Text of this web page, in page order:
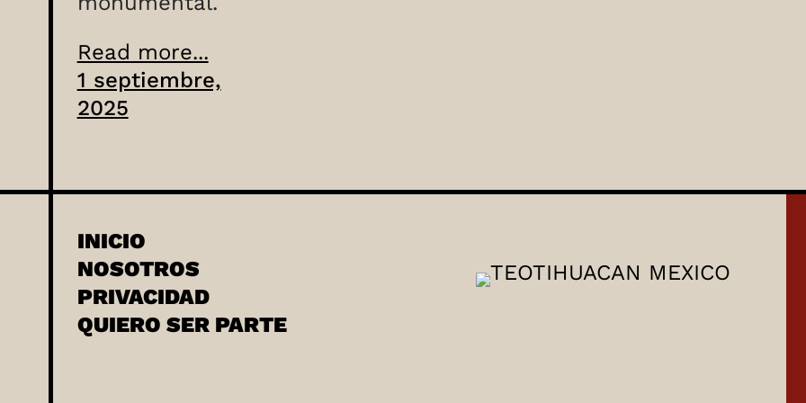
Read more...
1 septiembre,
2025
INICIO
NOSOTROS
PRIVACIDAD
QUIERO SER PARTE